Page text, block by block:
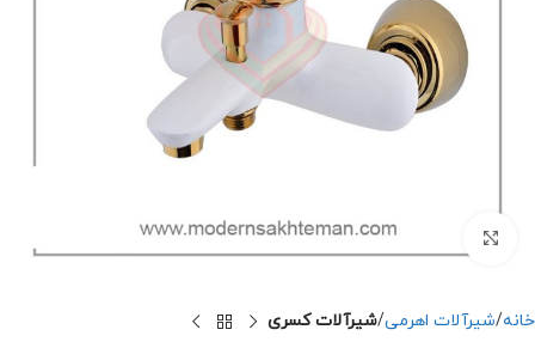
برای بزرگنمایی کلیک کنید
خانه شیرآلات اهرمی شیرآلات کسری